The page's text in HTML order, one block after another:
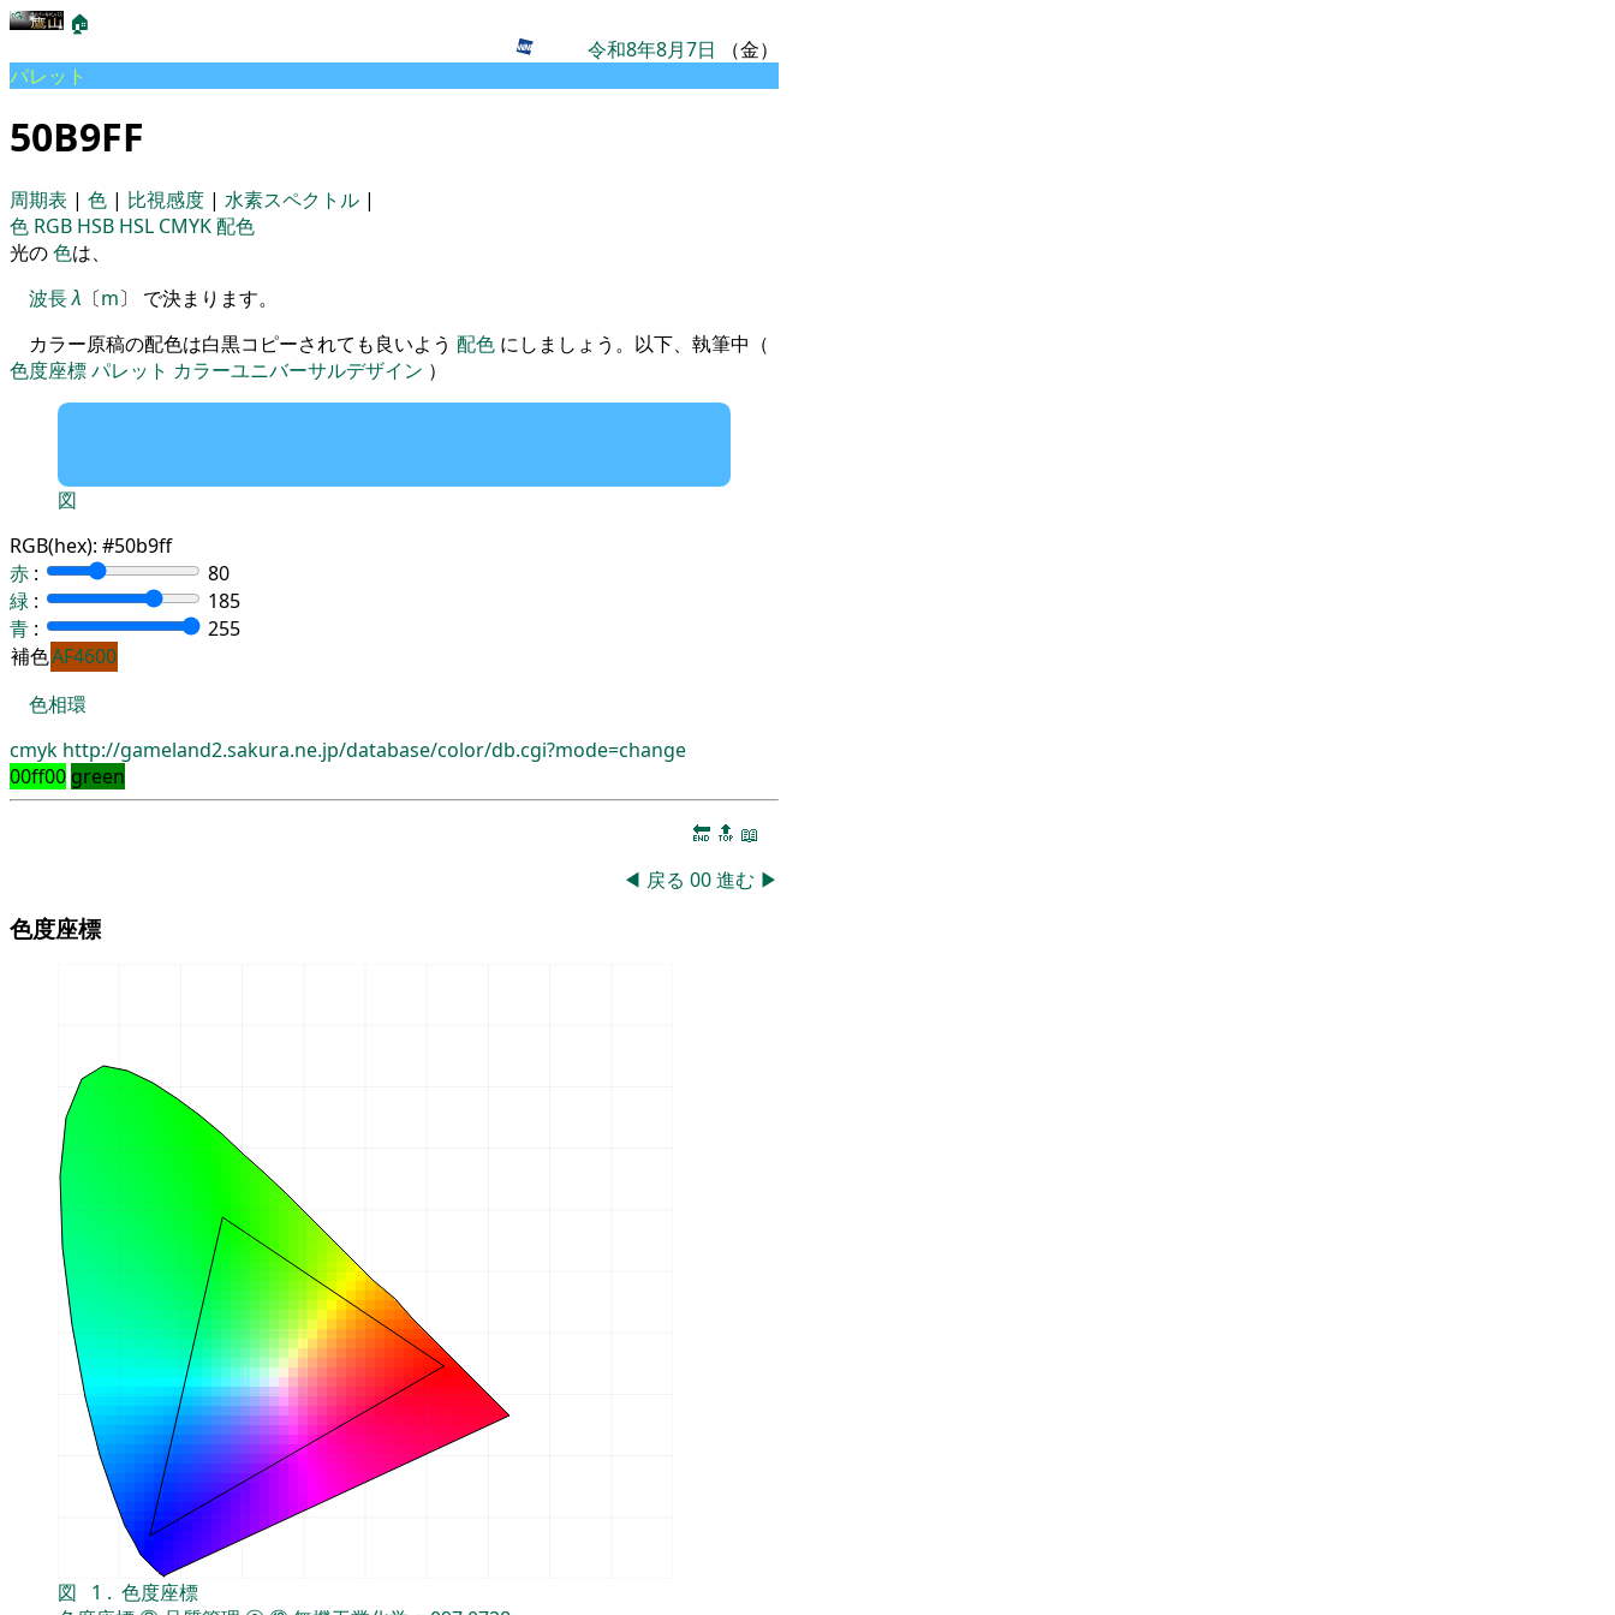
🏠
令和8年8月7日 （金）
パレット
50B9FF
周期表 | 色 | 比視感度 | 水素スペクトル |
色 RGB HSB HSL CMYK配色
光の色は、
波長λ 〔m〕 で決まります。
カラー原稿の配色は白黒コピーされても良いよう 配色 にしましょう。以下、執筆中（
色度座標パレット カラーユニバーサルデザイン ）
図
RGB(hex): #50b9ff
赤 :
80
緑 :
185
青 :
255
補色AF4600
色相環
cmyk http://gameland2.sakura.ne.jp/database/color/db.cgi?mode=change
00ff00 green
🔚 🔝 📖
◀ 戻る 00進む ▶
色度座標
図 1 . 色度座標